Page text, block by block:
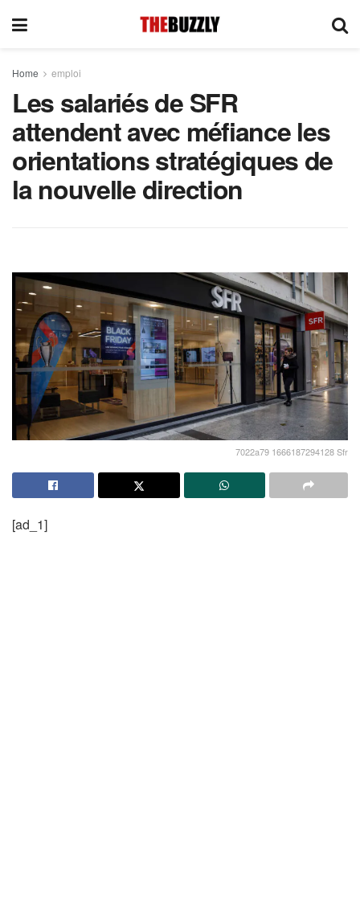
Home emploi
Les salariés de SFR
attendent avec méfiance les
orientations stratégiques de
la nouvelle direction
7022a79 1666187294128 Sfr
[ad_1]